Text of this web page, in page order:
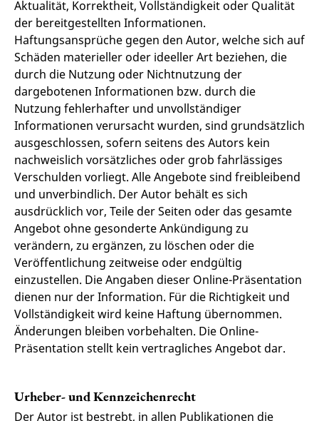
Aktualität, Korrektheit, Vollständigkeit oder Qualität
der bereitgestellten Informationen.
Haftungsansprüche gegen den Autor, welche sich auf
Schäden materieller oder ideeller Art beziehen, die
durch die Nutzung oder Nichtnutzung der
dargebotenen Informationen bzw. durch die
Nutzung fehlerhafter und unvollständiger
Informationen verursacht wurden, sind grundsätzlich
ausgeschlossen, sofern seitens des Autors kein
nachweislich vorsätzliches oder grob fahrlässiges
Verschulden vorliegt. Alle Angebote sind freibleibend
und unverbindlich. Der Autor behält es sich
ausdrücklich vor, Teile der Seiten oder das gesamte
Angebot ohne gesonderte Ankündigung zu
verändern, zu ergänzen, zu löschen oder die
Veröffentlichung zeitweise oder endgültig
einzustellen. Die Angaben dieser Online-Präsentation
dienen nur der Information. Für die Richtigkeit und
Vollständigkeit wird keine Haftung übernommen.
Änderungen bleiben vorbehalten. Die Online-
Präsentation stellt kein vertragliches Angebot dar.
Urheber- und Kennzeichenrecht
Der Autor ist bestrebt, in allen Publikationen die